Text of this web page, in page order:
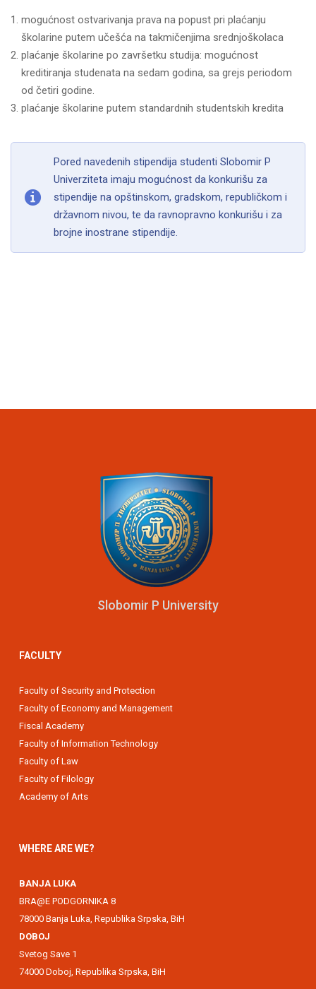
mogućnost ostvarivanja prava na popust pri plaćanju
školarine putem učešća na takmičenjima srednjoškolaca
plaćanje školarine po završetku studija: mogućnost
kreditiranja studenata na sedam godina, sa grejs periodom
od četiri godine.
plaćanje školarine putem standardnih studentskih kredita
Pored navedenih stipendija studenti Slobomir P
Univerziteta imaju mogućnost da konkurišu za
stipendije na opštinskom, gradskom, republičkom i
državnom nivou, te da ravnopravno konkurišu i za
brojne inostrane stipendije.
Slobomir P University
FACULTY
Faculty of Security and Protection
Faculty of Economy and Management
Fiscal Academy
Faculty of Information Technology
Faculty of Law
Faculty of Filology
Academy of Arts
WHERE ARE WE?
BANJA LUKA
BRA@E PODGORNIKA 8
78000 Banja Luka, Republika Srpska, BiH
DOBOJ
Svetog Save 1
74000 Doboj, Republika Srpska, BiH